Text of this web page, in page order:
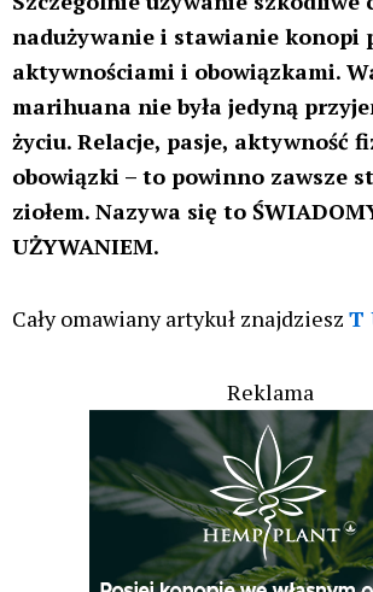
Świat Palaczy
ZIELONE NEWSY
Paweł "Teone" Leśniański 1
Zielonego Świata
ZIELONE
38-latek posadził 1300
indyjskich, które zgłosił jako
włókniste. Niestety misterny
powiódł
Czy w sytuacji kryzysowej, np.
padaczki, w pociągu PKP IC
medycznej marihuany
waporyzatora?